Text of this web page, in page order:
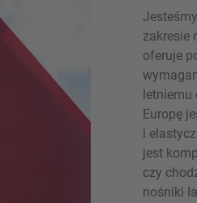
zakresie
oferuje
letniemu
Europę
i
jest
czy
nośniki